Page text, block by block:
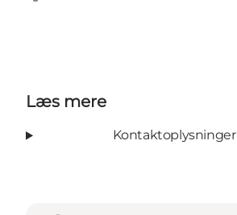
Læs mere
Kontaktoplysninger